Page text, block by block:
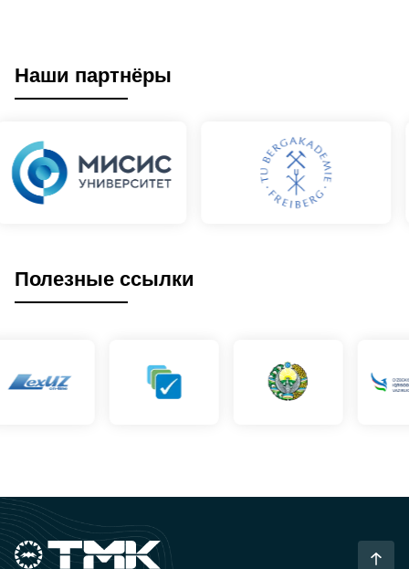
Наши партнёры
Полезные ссылки